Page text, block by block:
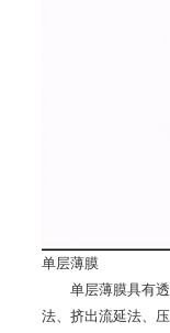
单层薄膜
单层薄膜具有透
法、挤出流延法、